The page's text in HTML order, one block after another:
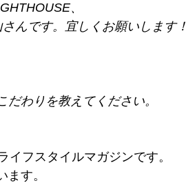
、
んです。宜しくお願いします！
わりを教えてください。
フスタイルマガジンです。
す。